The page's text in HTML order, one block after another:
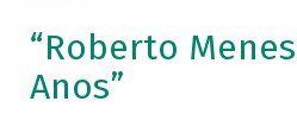
“Roberto
Anos”